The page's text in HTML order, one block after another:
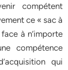
compétent
ce « sac à
à n’importe
compétence
qui